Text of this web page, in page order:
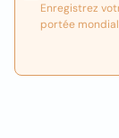
Enregistrez
portée